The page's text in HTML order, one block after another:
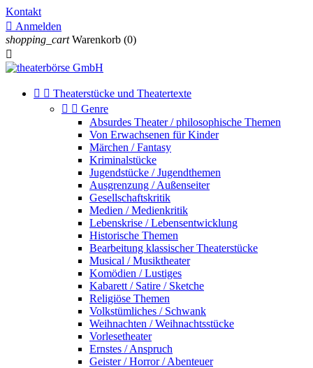
Kontakt
 Anmelden
shopping_cart Warenkorb (0)

  Theaterstücke und Theatertexte
  Genre
Absurdes Theater / philosophische Themen
Von Erwachsenen für Kinder
Märchen / Fantasy
Kriminalstücke
Jugendstücke / Jugendthemen
Ausgrenzung / Außenseiter
Gesellschaftskritik
Medien / Medienkritik
Lebenskrise / Lebensentwicklung
Historische Themen
Bearbeitung klassischer Theaterstücke
Musical / Musiktheater
Komödien / Lustiges
Kabarett / Satire / Sketche
Religiöse Themen
Volkstümliches / Schwank
Weihnachten / Weihnachtsstücke
Vorlesetheater
Ernstes / Anspruch
Geister / Horror / Abenteuer